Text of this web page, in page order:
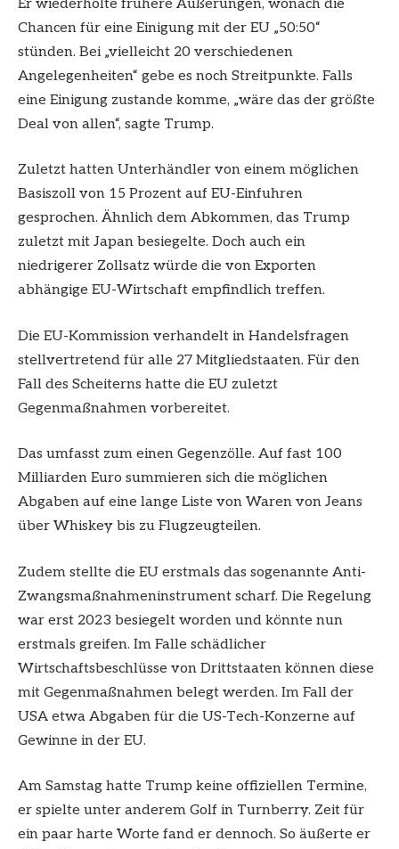
Er wiederholte frühere Äußerungen, wonach die
Chancen für eine Einigung mit der EU „50:50“
stünden. Bei „vielleicht 20 verschiedenen
Angelegenheiten“ gebe es noch Streitpunkte. Falls
eine Einigung zustande komme, „wäre das der größte
Deal von allen“, sagte Trump.
Zuletzt hatten Unterhändler von einem möglichen
Basiszoll von 15 Prozent auf EU-Einfuhren
gesprochen. Ähnlich dem Abkommen, das Trump
zuletzt mit Japan besiegelte. Doch auch ein
niedrigerer Zollsatz würde die von Exporten
abhängige EU-Wirtschaft empfindlich treffen.
Die EU-Kommission verhandelt in Handelsfragen
stellvertretend für alle 27 Mitgliedstaaten. Für den
Fall des Scheiterns hatte die EU zuletzt
Gegenmaßnahmen vorbereitet.
Das umfasst zum einen Gegenzölle. Auf fast 100
Milliarden Euro summieren sich die möglichen
Abgaben auf eine lange Liste von Waren von Jeans
über Whiskey bis zu Flugzeugteilen.
Zudem stellte die EU erstmals das sogenannte Anti-
Zwangsmaßnahmeninstrument scharf. Die Regelung
war erst 2023 besiegelt worden und könnte nun
erstmals greifen. Im Falle schädlicher
Wirtschaftsbeschlüsse von Drittstaaten können diese
mit Gegenmaßnahmen belegt werden. Im Fall der
USA etwa Abgaben für die US-Tech-Konzerne auf
Gewinne in der EU.
Am Samstag hatte Trump keine offiziellen Termine,
er spielte unter anderem Golf in Turnberry. Zeit für
ein paar harte Worte fand er dennoch. So äußerte er